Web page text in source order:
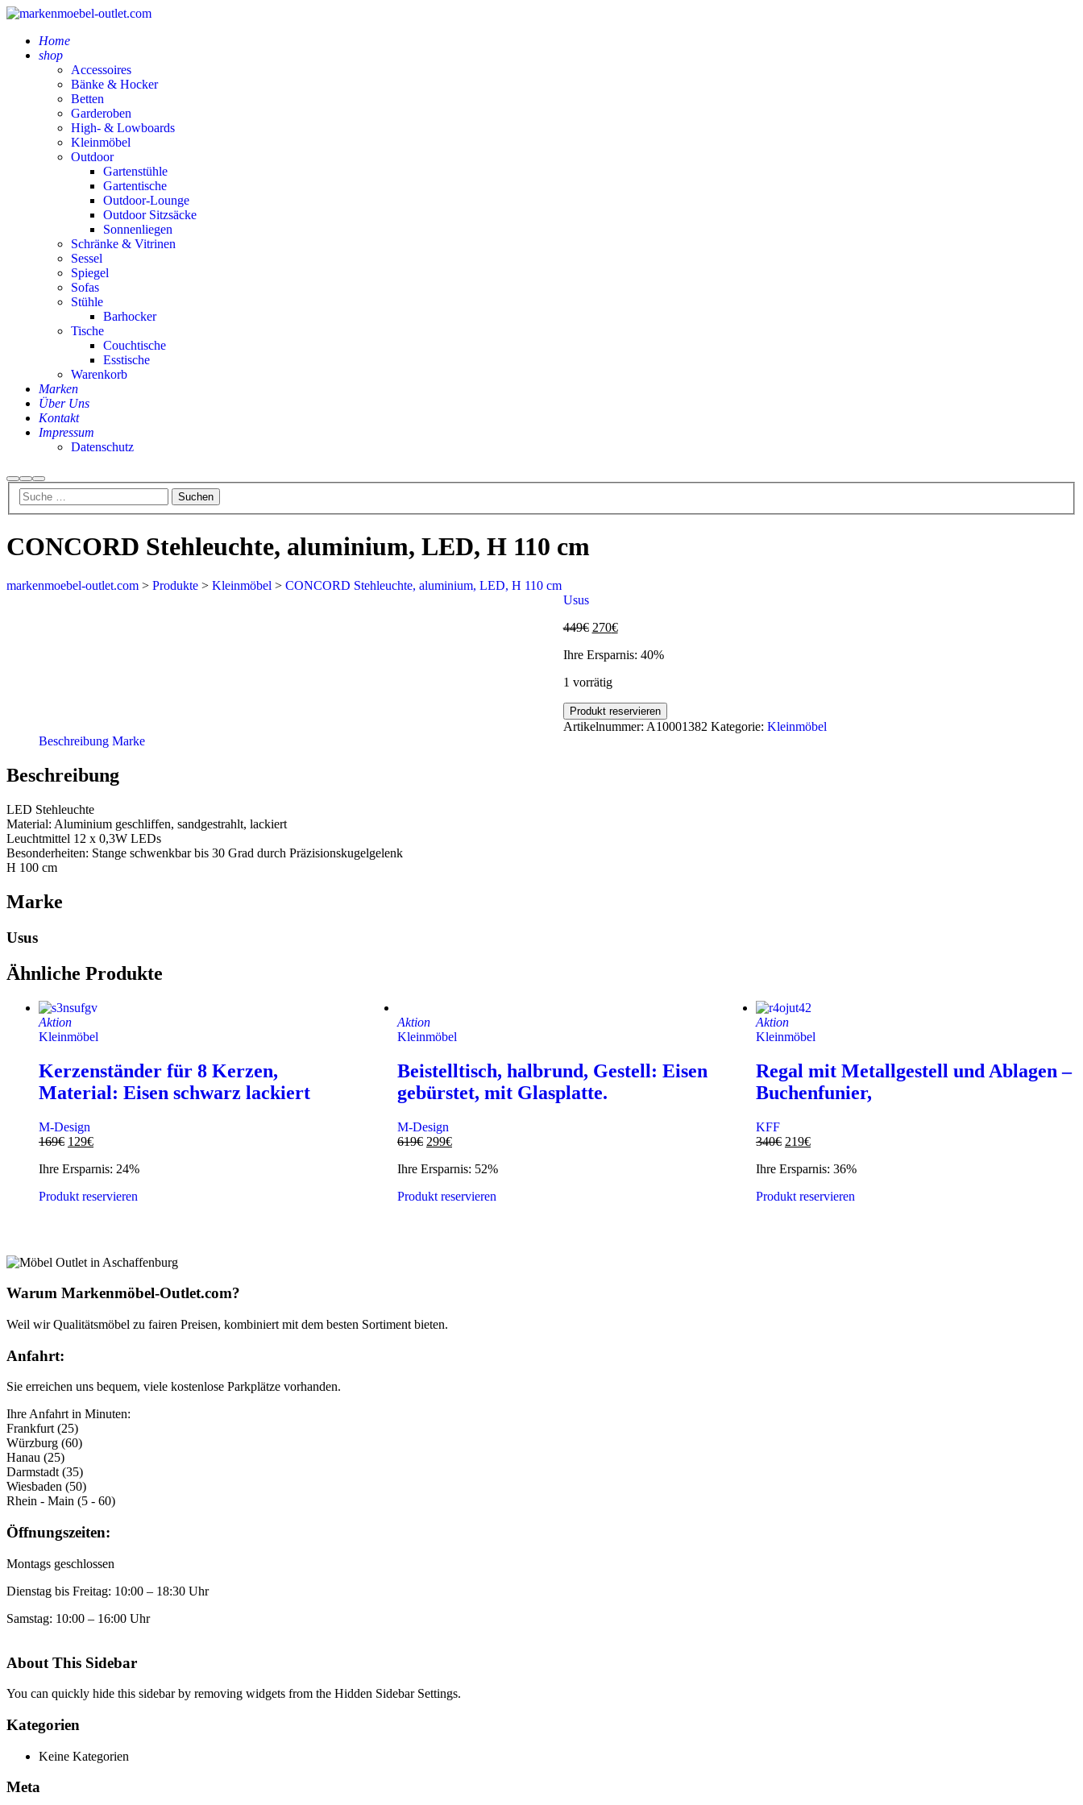
Home
shop
Accessoires
Bänke & Hocker
Betten
Garderoben
High- & Lowboards
Kleinmöbel
Outdoor
Gartenstühle
Gartentische
Outdoor-Lounge
Outdoor Sitzsäcke
Sonnenliegen
Schränke & Vitrinen
Sessel
Spiegel
Sofas
Stühle
Barhocker
Tische
Couchtische
Esstische
Warenkorb
Marken
Über Uns
Kontakt
Impressum
Datenschutz
CONCORD Stehleuchte, aluminium, LED, H 110 cm
markenmoebel-outlet.com > Produkte > Kleinmöbel > CONCORD Stehleuchte, aluminium, LED, H 110 cm
Usus
449€ 270€
Ihre Ersparnis: 40%
1 vorrätig
Produkt reservieren
Artikelnummer: A10001382 Kategorie: Kleinmöbel
Beschreibung Marke
Beschreibung
LED Stehleuchte
Material: Aluminium geschliffen, sandgestrahlt, lackiert
Leuchtmittel 12 x 0,3W LEDs
Besonderheiten: Stange schwenkbar bis 30 Grad durch Präzisionskugelgelenk
H 100 cm
Marke
Usus
Ähnliche Produkte
Aktion
Kleinmöbel
Kerzenständer für 8 Kerzen,
Material: Eisen schwarz lackiert
M-Design
169€ 129€
Ihre Ersparnis: 24%
Produkt reservieren
Aktion
Kleinmöbel
Beistelltisch, halbrund, Gestell: Eisen
gebürstet, mit Glasplatte.
M-Design
619€ 299€
Ihre Ersparnis: 52%
Produkt reservieren
Aktion
Kleinmöbel
Regal mit Metallgestell und Ablagen –
Buchenfunier,
KFF
340€ 219€
Ihre Ersparnis: 36%
Produkt reservieren
Warum Markenmöbel-Outlet.com?
Weil wir Qualitätsmöbel zu fairen Preisen, kombiniert mit dem besten Sortiment bieten.
Anfahrt:
Sie erreichen uns bequem, viele kostenlose Parkplätze vorhanden.
Ihre Anfahrt in Minuten:
Frankfurt (25)
Würzburg (60)
Hanau (25)
Darmstadt (35)
Wiesbaden (50)
Rhein - Main (5 - 60)
Öffnungszeiten:
Montags geschlossen
Dienstag bis Freitag: 10:00 – 18:30 Uhr
Samstag: 10:00 – 16:00 Uhr
About This Sidebar
You can quickly hide this sidebar by removing widgets from the Hidden Sidebar Settings.
Kategorien
Keine Kategorien
Meta